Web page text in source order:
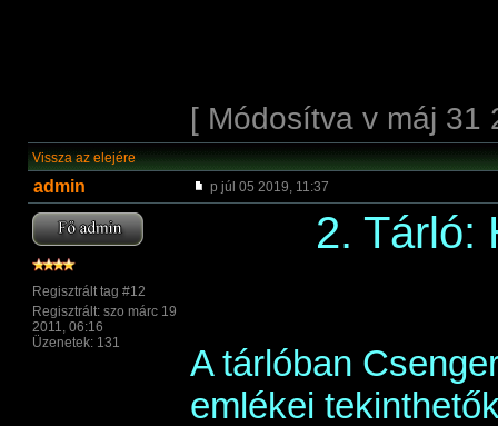
[ Módosítva v máj 31
Vissza az elejére
admin p júl 05 2019, 11:37
Regisztrált tag #12
Regisztrált: szo márc 19
2011, 06:16
Üzenetek: 131
2. Tárló:
A tárlóban
emlékei